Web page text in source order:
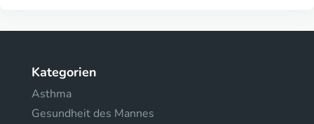
Kategorien
Asthma
Gesundheit des Mannes